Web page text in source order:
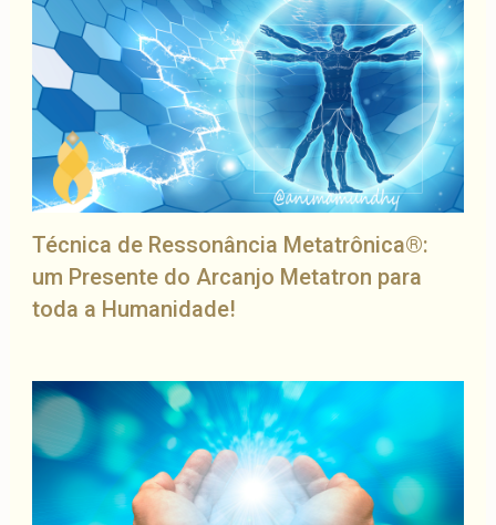
Técnica de Ressonância Metatrônica®:
um Presente do Arcanjo Metatron para
toda a Humanidade!